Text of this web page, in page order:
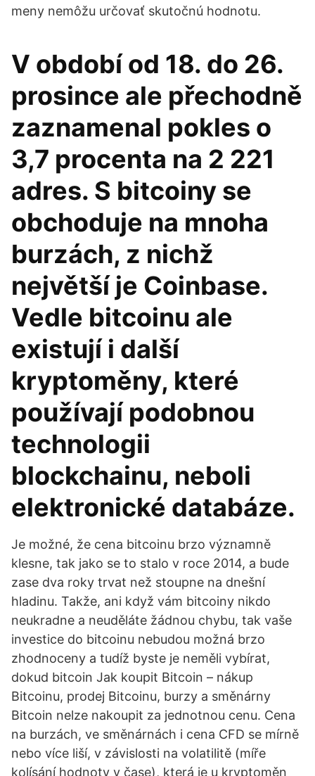
meny nemôžu určovať skutočnú hodnotu.
V období od 18. do 26.
prosince ale přechodně
zaznamenal pokles o
3,7 procenta na 2 221
adres. S bitcoiny se
obchoduje na mnoha
burzách, z nichž
největší je Coinbase.
Vedle bitcoinu ale
existují i další
kryptoměny, které
používají podobnou
technologii
blockchainu, neboli
elektronické databáze.
Je možné, že cena bitcoinu brzo významně
klesne, tak jako se to stalo v roce 2014, a bude
zase dva roky trvat než stoupne na dnešní
hladinu. Takže, ani když vám bitcoiny nikdo
neukradne a neuděláte žádnou chybu, tak vaše
investice do bitcoinu nebudou možná brzo
zhodnoceny a tudíž byste je neměli vybírat,
dokud bitcoin Jak koupit Bitcoin – nákup
Bitcoinu, prodej Bitcoinu, burzy a směnárny
Bitcoin nelze nakoupit za jednotnou cenu. Cena
na burzách, ve směnárnách i cena CFD se mírně
nebo více liší, v závislosti na volatilitě (míře
kolísání hodnoty v čase), která je u kryptoměn